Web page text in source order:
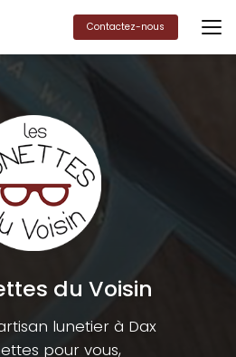
Contactez-nous
du Voisin
lunetier à Dax
pour vous,